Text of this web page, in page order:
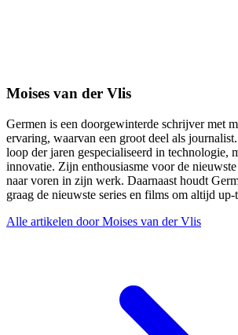
Moises van der Vlis
Germen is een doorgewinterde schrijver met
ervaring, waarvan een groot deel als
loop der jaren gespecialiseerd in technologie,
innovatie. Zijn enthousiasme voor de
naar voren in zijn werk. Daarnaast houdt
graag de nieuwste series en films om altijd
Alle artikelen door Moises van der Vlis